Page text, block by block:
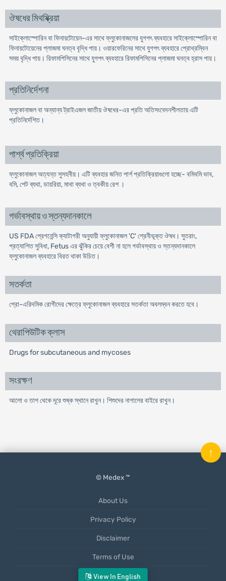
View In English
ঔষধের মিথষ্ক্রিয়া
সাইক্লোস্পোরিন বা ফিনায়টোয়েন-এর সাথে ফ্লুকোনাজলের যুগপৎ ব্যবহারে সাইক্লোস্পোরিন বা
ফিনায়টোয়েনের প্লাজমা ঘনত্ব বৃদ্ধি পায়। ওয়ারফেরিনের সাথে যুগপৎ ব্যবহারে প্রোথ্রম্বিন
সময় বৃদ্ধি পায়। রিফামপিসিনের সাথে যুগপৎ ব্যবহারে রিফামপিসিনের প্লাজমা ঘনত্ব হ্রাস পায়।
প্রতিনির্দেশনা
ফ্লুকোনাজল বা অন্যান্য ট্রাইএজল জাতীয় ঔষধের-এর প্রতি অতিসংবেদনশীলতায় এটি
প্রতিনির্দেশিত।
পার্শ্ব প্রতিক্রিয়া
ফ্লুকোনাজল অত্যন্ত সুসহনীয়। এটি ব্যবহার জনিত পার্শ প্রতিক্রিয়াগুলো হচ্ছে- বমিবমি ভাব,
বমি, পেট ব্যথা, ডায়রিয়া, মাথা ব্যথা ও ত্বকীয় রেশ ।
গর্ভাবস্থায় ও স্তন্যদানকালে
US FDA প্রেগনেন্সি ক্যাটাগরী অনুযায়ী ফ্লুকোনাজল 'C' শ্রেনীভূক্ত ঔষধ। সুতরাং,
প্রত্যাশিত সুবিধা, Fetus এর ঝুঁকির চেয়ে বেশী না হলে গর্ভাবস্থায় ও স্তন্যদানকালে
ফ্লুকোনাজল ব্যবহারে বিরত থাকা উচিত।
সতর্কতা
প্রো-এরিদমিক রোগীদের ক্ষেত্রে ফ্লুকোনাজল ব্যবহারে সতর্কতা অবলম্বন করতে হবে।
থেরাপিউটিক ক্লাস
Drugs for subcutaneous and mycoses
সংরক্ষণ
আলো ও তাপ থেকে দূরে শুষ্ক স্থানে রাখুন। শিশুদের নাগালের বাইরে রাখুন।
© Medex ™
About Us
Privacy Policy
Disclaimer
Terms of Use
Mobile App
↑